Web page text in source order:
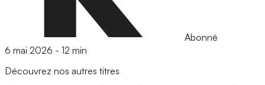
Abonné
6 mai 2026 - 12 min
Découvrez nos autres titres